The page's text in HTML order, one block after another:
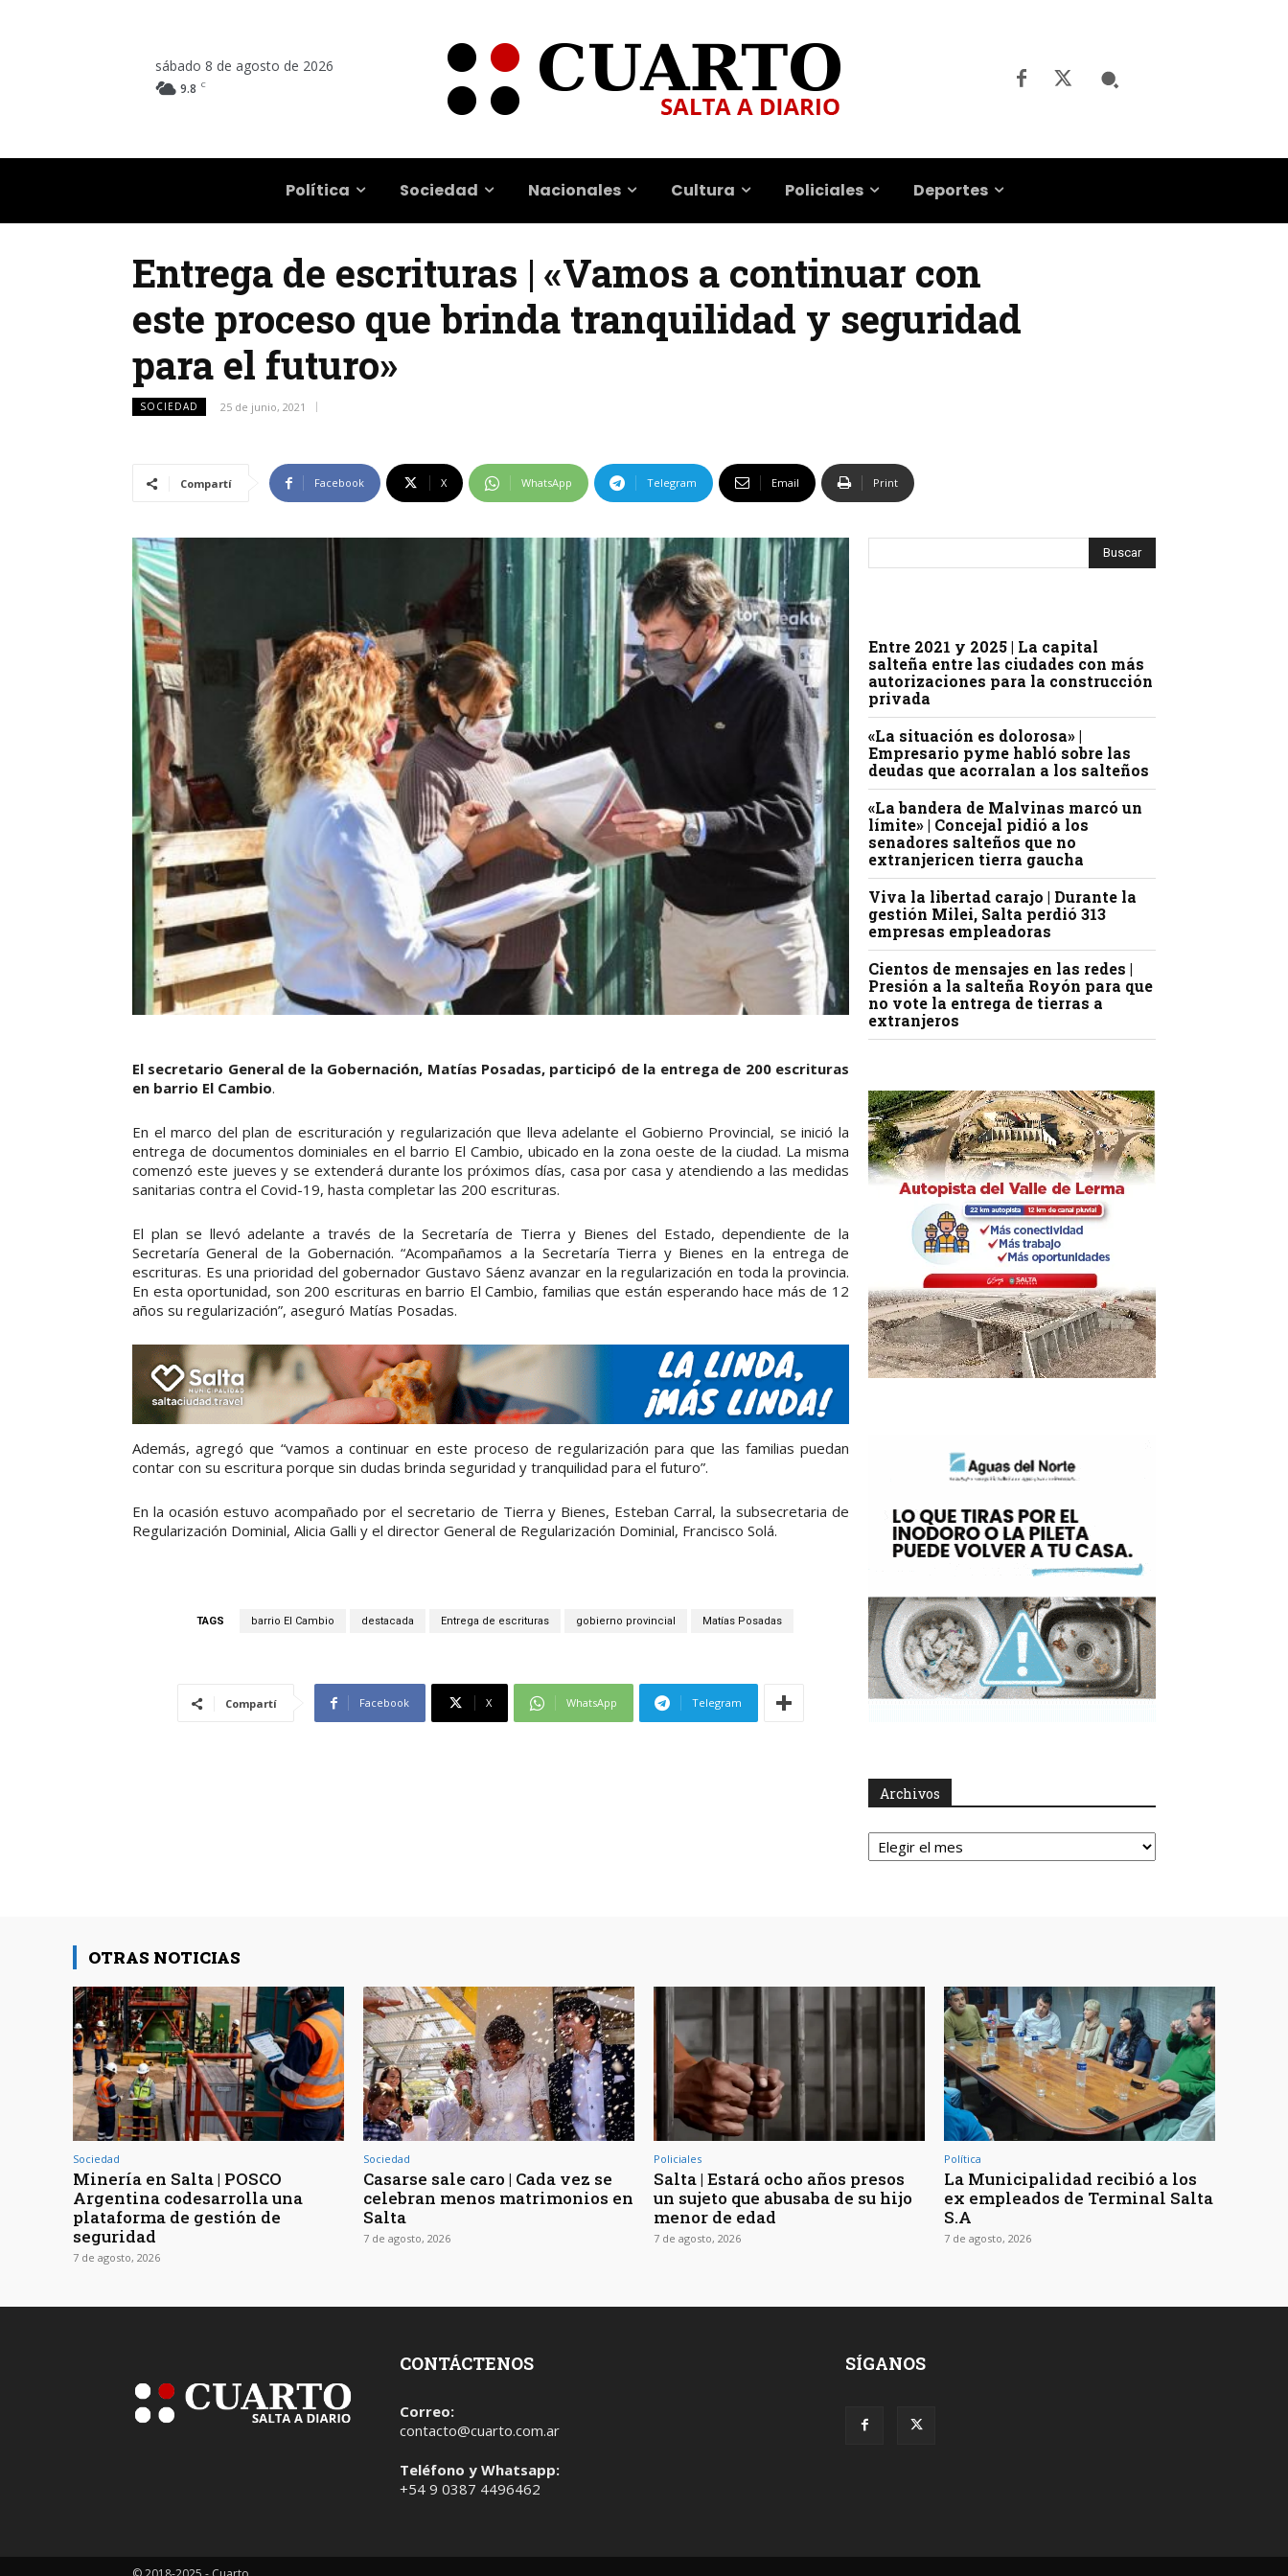
sábado 8 de agosto de 2026
9.8 C
Política Sociedad Nacionales Cultura Policiales Deportes
Entrega de escrituras | «Vamos a continuar con
este proceso que brinda tranquilidad y seguridad
para el futuro»
SOCIEDAD 25 de junio, 2021
Compartí Facebook X WhatsApp Telegram Email Print
El secretario General de la Gobernación, Matías Posadas, participó de la entrega de 200 escrituras
en barrio El Cambio.
En el marco del plan de escrituración y regularización que lleva adelante el Gobierno Provincial, se inició la
entrega de documentos dominiales en el barrio El Cambio, ubicado en la zona oeste de la ciudad. La misma
comenzó este jueves y se extenderá durante los próximos días, casa por casa y atendiendo a las medidas
sanitarias contra el Covid-19, hasta completar las 200 escrituras.
El plan se llevó adelante a través de la Secretaría de Tierra y Bienes del Estado, dependiente de la
Secretaría General de la Gobernación. “Acompañamos a la Secretaría Tierra y Bienes en la entrega de
escrituras. Es una prioridad del gobernador Gustavo Sáenz avanzar en la regularización en toda la provincia.
En esta oportunidad, son 200 escrituras en barrio El Cambio, familias que están esperando hace más de 12
años su regularización”, aseguró Matías Posadas.
Además, agregó que “vamos a continuar en este proceso de regularización para que las familias puedan
contar con su escritura porque sin dudas brinda seguridad y tranquilidad para el futuro”.
En la ocasión estuvo acompañado por el secretario de Tierra y Bienes, Esteban Carral, la subsecretaria de
Regularización Dominial, Alicia Galli y el director General de Regularización Dominial, Francisco Solá.
TAGS barrio El Cambio destacada Entrega de escrituras gobierno provincial Matías Posadas
Compartí Facebook X WhatsApp Telegram
Entre 2021 y 2025 | La capital
salteña entre las ciudades con más
autorizaciones para la construcción
privada
«La situación es dolorosa» |
Empresario pyme habló sobre las
deudas que acorralan a los salteños
«La bandera de Malvinas marcó un
límite» | Concejal pidió a los
senadores salteños que no
extranjericen tierra gaucha
Viva la libertad carajo | Durante la
gestión Milei, Salta perdió 313
empresas empleadoras
Cientos de mensajes en las redes |
Presión a la salteña Royón para que
no vote la entrega de tierras a
extranjeros
Archivos
Archivos
OTRAS NOTICIAS
Sociedad
Minería en Salta | POSCO
Argentina codesarrolla una
plataforma de gestión de
seguridad
7 de agosto, 2026
Sociedad
Casarse sale caro | Cada vez se
celebran menos matrimonios en
Salta
7 de agosto, 2026
Policiales
Salta | Estará ocho años presos
un sujeto que abusaba de su hijo
menor de edad
7 de agosto, 2026
Política
La Municipalidad recibió a los
ex empleados de Terminal Salta
S.A
7 de agosto, 2026
CONTÁCTENOS
Correo:
contacto@cuarto.com.ar
Teléfono y Whatsapp:
+54 9 0387 4496462
SÍGANOS